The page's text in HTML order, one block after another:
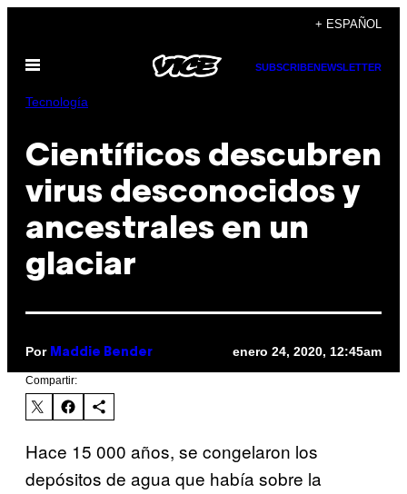
contenido
+ ESPAÑOL
Abrir
SUBSCRIBENEWSLETTER
Tecnología
Científicos descubren
virus desconocidos y
ancestrales en un
glaciar
Por Maddie Bender enero 24, 2020, 12:45am
Compartir:
Hace 15 000 años, se congelaron los
depósitos de agua que había sobre la